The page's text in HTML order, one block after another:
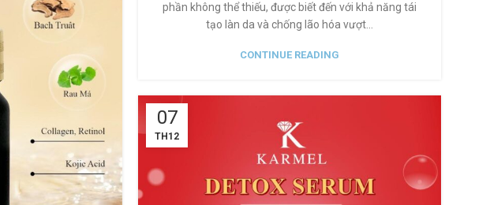
phần không thể thiếu, được biết đến với khả năng tái
tạo làn da và chống lão hóa vượt...
CONTINUE READING
07
TH12